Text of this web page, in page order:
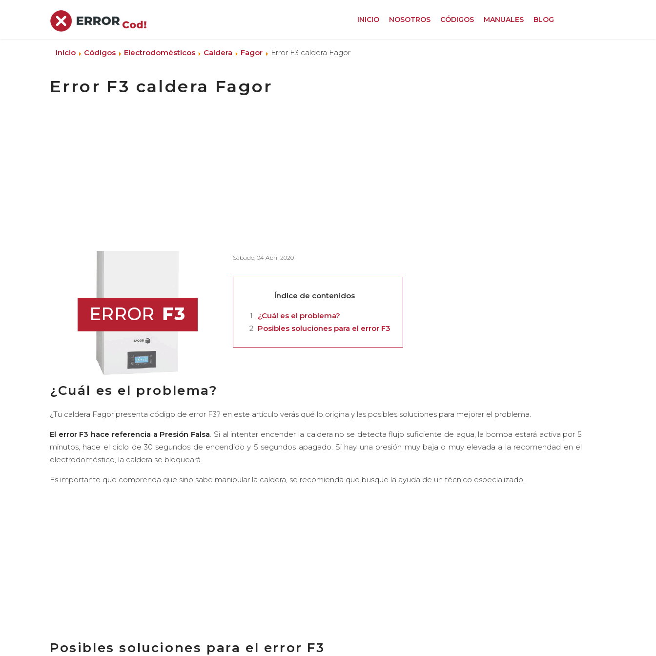
INICIO NOSOTROS CÓDIGOS MANUALES BLOG
Inicio Códigos Electrodomésticos Caldera Fagor Error F3 caldera Fagor
Error F3 caldera Fagor
Sábado, 04 Abril 2020
Índice de contenidos
¿Cuál es el problema?
Posibles soluciones para el error F3
¿Cuál es el problema?
¿Tu caldera Fagor presenta código de error F3? en este artículo verás qué lo origina y las posibles soluciones para mejorar el problema.
El error F3 hace referencia a Presión Falsa. Si al intentar encender la caldera no se detecta flujo suficiente de agua, la bomba estará activa por 5
minutos, hace el ciclo de 30 segundos de encendido y 5 segundos apagado. Si hay una presión muy baja o muy elevada a la recomendad en el
electrodoméstico, la caldera se bloqueará.
Es importante que comprenda que sino sabe manipular la caldera, se recomienda que busque la ayuda de un técnico especializado.
Posibles soluciones para el error F3